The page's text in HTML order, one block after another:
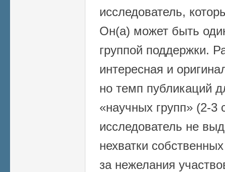
исследователь,
Он(а) может быть
группой поддержки.
интересная и
но темп публикаций
«научных групп» (2-3
исследователь не
нехватки
за нежелания